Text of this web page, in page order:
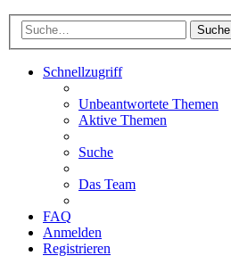
Suche
Schnellzugriff
Unbeantwortete Themen
Aktive Themen
Suche
Das Team
FAQ
Anmelden
Registrieren